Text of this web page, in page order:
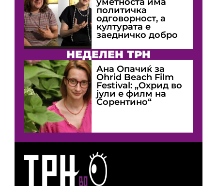
политичка
одговорност, а
културата е
заедничко добро
НЕДЕЛЕН ТРН
Ана Опачиќ за
Оhrid Beach Film
Festival: „Охрид во
јули е филм на
Сорентино“